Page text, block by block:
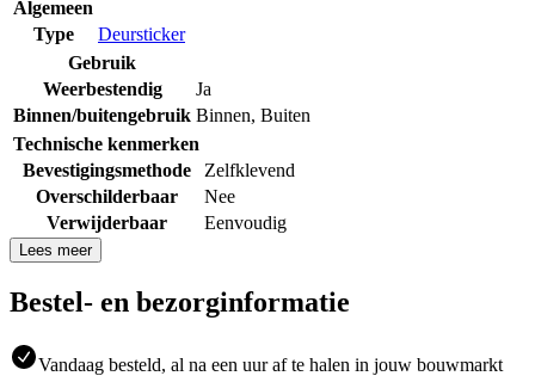
Algemeen
Type
Deursticker
Gebruik
Weerbestendig
Ja
Binnen/buitengebruik Binnen, Buiten
Technische kenmerken
Bevestigingsmethode
Zelfklevend
Overschilderbaar
Nee
Verwijderbaar
Eenvoudig
Lees meer
Bestel- en bezorginformatie
Vandaag besteld, al na een uur af te halen in jouw bouwmarkt